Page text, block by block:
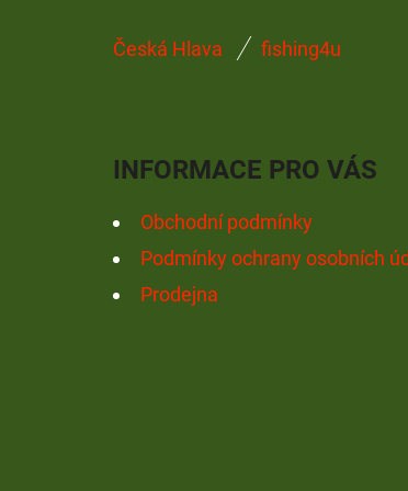
Česká Hlava fishing4u
INFORMACE PRO VÁS
Obchodní podmínky
Podmínky ochrany osobních
Prodejna